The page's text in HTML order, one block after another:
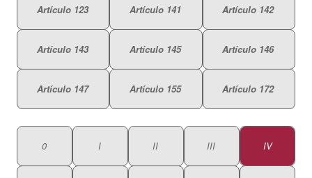
Artículo 123 Artículo 141 Artículo 142
Artículo 143 Artículo 145 Artículo 146
Artículo 147 Artículo 155 Artículo 172
0 I II III IV